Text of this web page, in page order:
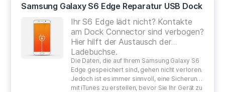
Samsung Galaxy S6 Edge Reparatur USB Dock
Ihr S6 Edge lädt nicht? Kontakte
am Dock Connector sind verbogen?
Hier hilft der Austausch der
Ladebuchse.
Die Daten, die auf Ihrem Samsung Galaxy S6
Edge gespeichert sind, gehen nicht verloren.
Jedoch ist es immer sinnvoll, eine Sicherung
mit iTunes zu erstellen, bevor Sie Ihr Gerät zu